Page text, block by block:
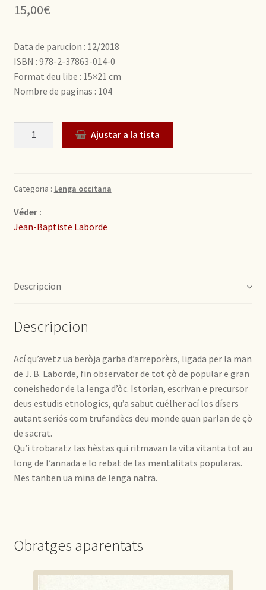
15,00€
Data de parucion : 12/2018
ISBN : 978-2-37863-014-0
Format deu libe : 15×21 cm
Nombre de paginas : 104
Quantitat Ajustar a la tista
Categoria : Lenga occitana
Véder :
Jean-Baptiste Laborde
Descripcion
Descripcion
Ací qu’avetz ua beròja garba d’arreporèrs, ligada per la man
de J. B. Laborde, fin observator de tot çò de popular e gran
coneishedor de la lenga d’òc. Istorian, escrivan e precursor
deus estudis etnologics, qu’a sabut cuélher ací los dísers
autant seriós com trufandècs deu monde quan parlan de çò
de sacrat.
Qu’i trobaratz las hèstas qui ritmavan la vita vitanta tot au
long de l’annada e lo rebat de las mentalitats popularas.
Mes tanben ua mina de lenga natra.
Obratges aparentats